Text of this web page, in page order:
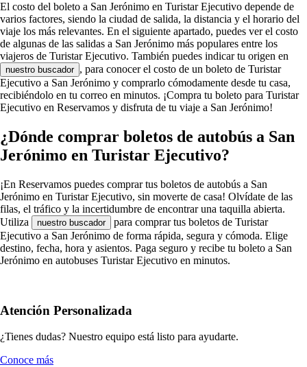
El costo del boleto a San Jerónimo en Turistar Ejecutivo depende de
varios factores, siendo la ciudad de salida, la distancia y el horario del
viaje los más relevantes. En el siguiente apartado, puedes ver el costo
de algunas de las salidas a San Jerónimo más populares entre los
viajeros de Turistar Ejecutivo. También puedes indicar tu origen en
nuestro buscador , para conocer el costo de un boleto de Turistar
Ejecutivo a San Jerónimo y comprarlo cómodamente desde tu casa,
recibiéndolo en tu correo en minutos. ¡Compra tu boleto para Turistar
Ejecutivo en Reservamos y disfruta de tu viaje a San Jerónimo!
¿Dónde comprar boletos de autobús a San
Jerónimo en Turistar Ejecutivo?
¡En Reservamos puedes comprar tus boletos de autobús a San
Jerónimo en Turistar Ejecutivo, sin moverte de casa! Olvídate de las
filas, el tráfico y la incertidumbre de encontrar una taquilla abierta.
Utiliza
nuestro buscador
para comprar tus boletos de Turistar
Ejecutivo a San Jerónimo de forma rápida, segura y cómoda. Elige
destino, fecha, hora y asientos. Paga seguro y recibe tu boleto a San
Jerónimo en autobuses Turistar Ejecutivo en minutos.
Atención Personalizada
¿Tienes dudas? Nuestro equipo está listo para ayudarte.
Conoce más